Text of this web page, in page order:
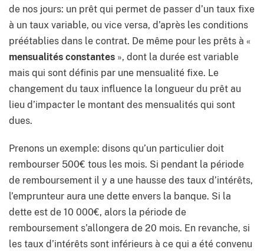
de nos jours: un prêt qui permet de passer d’un taux fixe
à un taux variable, ou vice versa, d’après les conditions
préétablies dans le contrat. De même pour les prêts à «
mensualités constantes », dont la durée est variable
mais qui sont définis par une mensualité fixe. Le
changement du taux influence la longueur du prêt au
lieu d’impacter le montant des mensualités qui sont
dues.
Prenons un exemple: disons qu’un particulier doit
rembourser 500€ tous les mois. Si pendant la période
de remboursement il y a une hausse des taux d’intérêts,
l’emprunteur aura une dette envers la banque. Si la
dette est de 10 000€, alors la période de
remboursement s’allongera de 20 mois. En revanche, si
les taux d’intérêts sont inférieurs à ce qui a été convenu